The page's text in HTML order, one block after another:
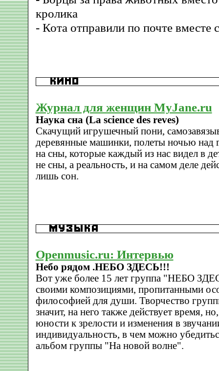
кролика
- Кота отправили по почте вместе
Журнал для женщин MyJane.ru
Наука сна (La science des reves)
Скачущий игрушечный пони,
деревянные машинки, полеты ночью над
на сны, которые каждый из нас видел в
не сны, а реальность, и на самом деле
лишь сон.
Openmusic.ru: Интервью
Небо рядом .НЕБО ЗДЕСЬ!!!
Вот уже более 15 лет группа "НЕБО
своими композициями, пропитанными
философией для души. Творчество
значит, на него также действует время,
юности к зрелости и изменения в
индивидуальность, в чем можно
альбом группы "На новой волне".